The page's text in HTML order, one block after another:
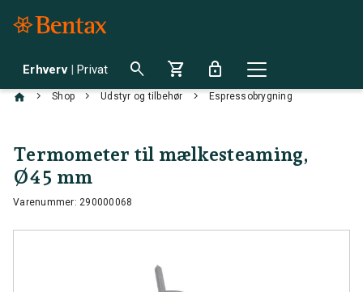
Erhverv | Privat search shopping_cart lock
chevron_right Shop chevron_right Udstyr og tilbehør chevron_right Espressobrygning
Termometer til mælkesteaming,
Ø45 mm
Varenummer: 290000068